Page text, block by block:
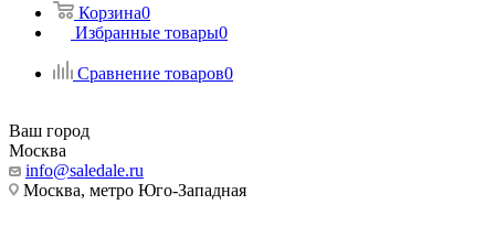
Корзина0
Избранные товары0
Сравнение товаров0
Ваш город
Москва
info@saledale.ru
Москва, метро Юго-Западная